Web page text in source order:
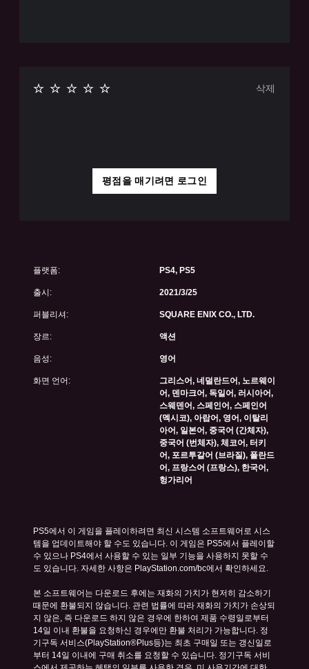
평점을 매기려면 로그인
삭제
플랫폼: PS4, PS5
출시: 2021/3/25
퍼블리셔: SQUARE ENIX CO., LTD.
장르: 액션
음성: 영어
화면 언어:
그리스어, 네덜란드어, 노르웨이
어, 덴마크어, 독일어, 러시아어,
스웨덴어, 스페인어, 스페인어
(멕시코), 아랍어, 영어, 이탈리
아어, 일본어, 중국어 (간체자),
중국어 (번체자), 체코어, 터키
어, 포르투갈어 (브라질), 폴란드
어, 프랑스어 (프랑스), 한국어,
헝가리어
PS5에서 이 게임을 플레이하려면 최신 시스템 소프트웨어로 시스
템을 업데이트해야 할 수도 있습니다. 이 게임은 PS5에서 플레이할
수 있으나 PS4에서 사용할 수 있는 일부 기능을 사용하지 못할 수
도 있습니다. 자세한 사항은 PlayStation.com/bc에서 확인하세요.
본 소프트웨어는 다운로드 후에는 재화의 가치가 현저히 감소하기
때문에 환불되지 않습니다. 관련 법률에 따라 재화의 가치가 손상되
지 않은, 즉 다운로드 하지 않은 경우에 한하여 제품 수령일로부터
14일 이내 환불을 요청하신 경우에만 환불 처리가 가능합니다. 정
기구독 서비스(PlayStation®Plus등)는 최초 구매일 또는 갱신일로
부터 14일 이내에 구매 취소를 요청할 수 있습니다. 정기구독 서비